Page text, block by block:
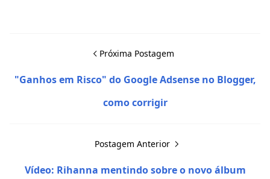
Próxima Postagem
"Ganhos em Risco" do Google Adsense no Blogger,
como corrigir
Postagem Anterior
Vídeo: Rihanna mentindo sobre o novo álbum